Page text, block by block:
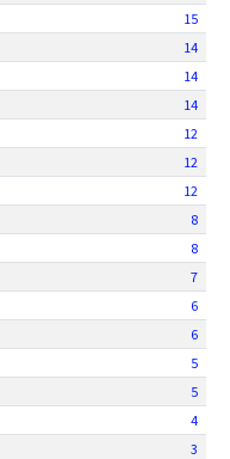
15
14
14
14
12
12
12
8
8
7
6
6
5
5
4
3